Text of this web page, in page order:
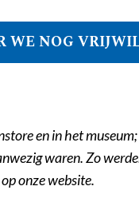
WE NOG
en in het
waren. Zo
onze website.